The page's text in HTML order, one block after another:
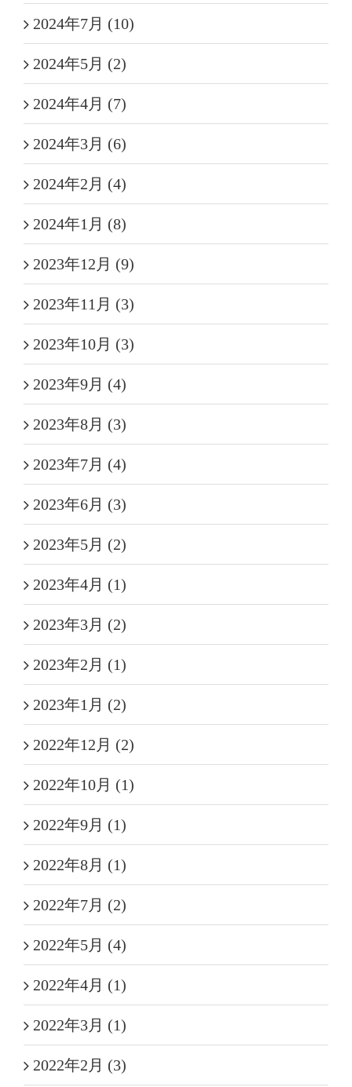
2024年7月 (10)
2024年5月 (2)
2024年4月 (7)
2024年3月 (6)
2024年2月 (4)
2024年1月 (8)
2023年12月 (9)
2023年11月 (3)
2023年10月 (3)
2023年9月 (4)
2023年8月 (3)
2023年7月 (4)
2023年6月 (3)
2023年5月 (2)
2023年4月 (1)
2023年3月 (2)
2023年2月 (1)
2023年1月 (2)
2022年12月 (2)
2022年10月 (1)
2022年9月 (1)
2022年8月 (1)
2022年7月 (2)
2022年5月 (4)
2022年4月 (1)
2022年3月 (1)
2022年2月 (3)